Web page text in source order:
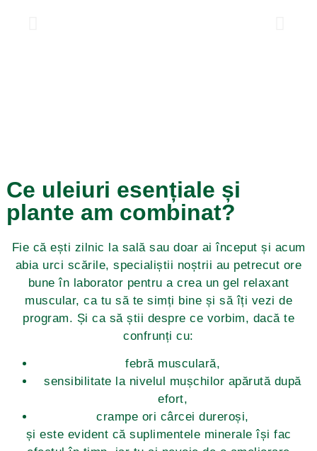
Ce uleiuri esențiale și
plante am combinat?
Fie că ești zilnic la sală sau doar ai început și acum
abia urci scările, specialiștii noștrii au petrecut ore
bune în laborator pentru a crea un gel relaxant
muscular, ca tu să te simți bine și să îți vezi de
program. Și ca să știi despre ce vorbim, dacă te
confrunți cu:
febră musculară,
sensibilitate la nivelul mușchilor apărută după
efort,
crampe ori cârcei dureroși,
și este evident că suplimentele minerale își fac